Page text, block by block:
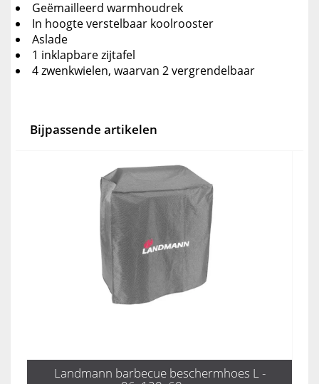
Geëmailleerd warmhoudrek
In hoogte verstelbaar koolrooster
Aslade
1 inklapbare zijtafel
4 zwenkwielen, waarvan 2 vergrendelbaar
Bijpassende artikelen
Landmann barbecue beschermhoes L -